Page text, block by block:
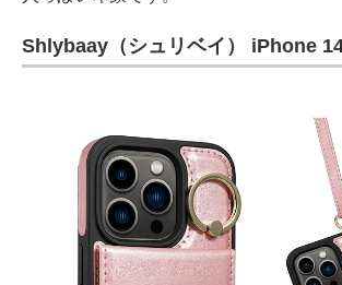
Shlybaay（シュリベイ） iPhone